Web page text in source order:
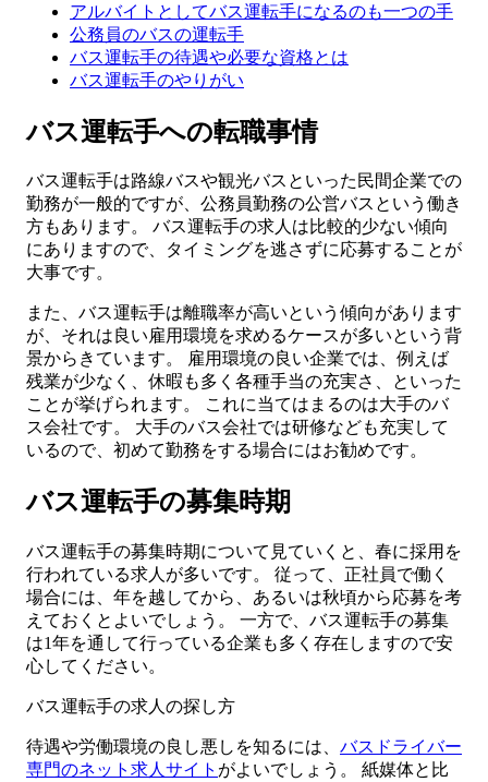
アルバイトとしてバス運転手になるのも一つの手
公務員のバスの運転手
バス運転手の待遇や必要な資格とは
バス運転手のやりがい
バス運転手への転職事情
バス運転手は路線バスや観光バスといった民間企業での
勤務が一般的ですが、公務員勤務の公営バスという働き
方もあります。 バス運転手の求人は比較的少ない傾向
にありますので、タイミングを逃さずに応募することが
大事です。
また、バス運転手は離職率が高いという傾向があります
が、それは良い雇用環境を求めるケースが多いという背
景からきています。 雇用環境の良い企業では、例えば
残業が少なく、休暇も多く各種手当の充実さ、といった
ことが挙げられます。 これに当てはまるのは大手のバ
ス会社です。 大手のバス会社では研修なども充実して
いるので、初めて勤務をする場合にはお勧めです。
バス運転手の募集時期
バス運転手の募集時期について見ていくと、春に採用を
行われている求人が多いです。 従って、正社員で働く
場合には、年を越してから、あるいは秋頃から応募を考
えておくとよいでしょう。 一方で、バス運転手の募集
は1年を通して行っている企業も多く存在しますので安
心してください。
バス運転手の求人の探し方
待遇や労働環境の良し悪しを知るには、 バスドライバー
専門のネット求人サイト がよいでしょう。 紙媒体と比